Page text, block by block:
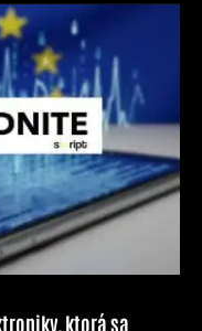
ktorá sa